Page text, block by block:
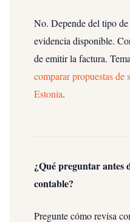
No. Depende del tipo
evidencia disponible.
de emitir la factura.
comparar propuestas de
Estonia.
¿Qué preguntar antes
contable?
Pregunte cómo revisa